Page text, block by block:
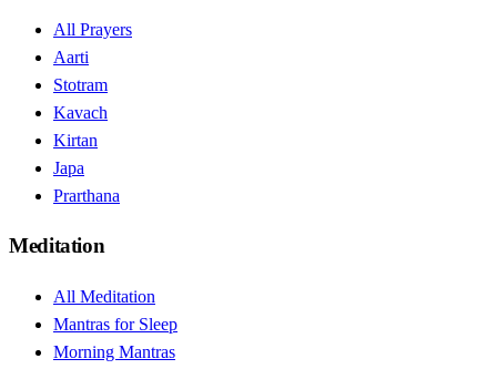
All Prayers
Aarti
Stotram
Kavach
Kirtan
Japa
Prarthana
Meditation
All Meditation
Mantras for Sleep
Morning Mantras